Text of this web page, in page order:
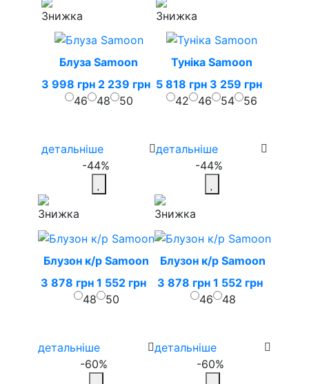
Блуза Samoon
3 998 грн 2 239 грн
46
48 50
детальніше
-44%
Туніка Samoon
5 818 грн 3 259 грн
42
46 54 56
детальніше
-44%
Блузон к/р Samoon
3 878 грн 1 552 грн
48
50
детальніше
-60%
Блузон к/р Samoon
3 878 грн 1 552 грн
46
48
детальніше
-60%